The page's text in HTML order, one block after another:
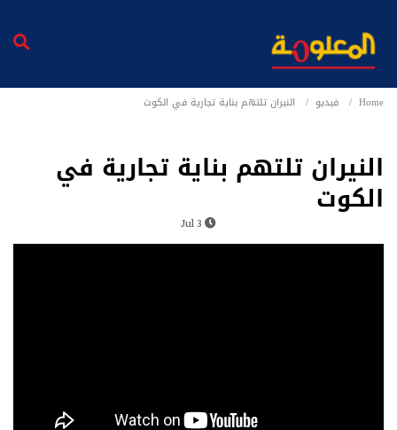
Home فيديو النيران تلتهم بناية تجارية في الكوت
النيران تلتهم بناية تجارية في
الكوت